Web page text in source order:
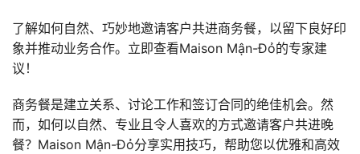
了解如何自然、巧妙地邀请客户共进商务餐，以留下良好印
象并推动业务合作。立即查看Maison Mận-Đỏ的专家建
议！
商务餐是建立关系、讨论工作和签订合同的绝佳机会。然
而，如何以自然、专业且令人喜欢的方式邀请客户共进晚
餐？Maison Mận-Đỏ分享实用技巧，帮助您以优雅和高效